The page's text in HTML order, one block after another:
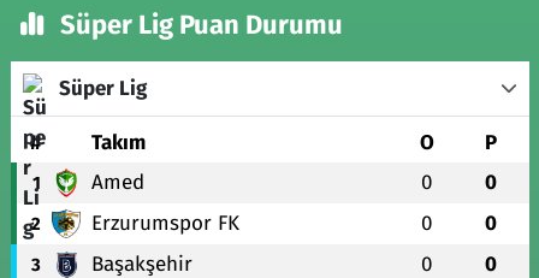
Süper Lig Puan Durumu
Süper Lig
# Takım O P
1 Amed 0 0
2 Erzurumspor FK 0 0
3 Başakşehir 0 0